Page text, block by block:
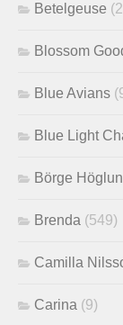
Betelgeuse
Blossom
Blue Avians
Blue Light
Börge
Brenda (549)
Camilla
Carina (9)